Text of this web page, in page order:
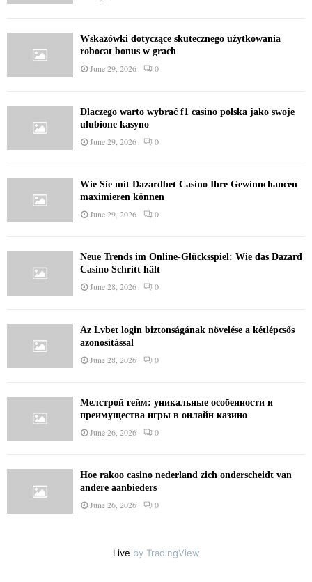
Wskazówki dotyczące skutecznego użytkowania
robocat bonus w grach
June 29, 2026 0
Dlaczego warto wybrać f1 casino polska jako swoje
ulubione kasyno
June 29, 2026 0
Wie Sie mit Dazardbet Casino Ihre Gewinnchancen
maximieren können
June 29, 2026 0
Neue Trends im Online-Glücksspiel: Wie das Dazard
Casino Schritt hält
June 28, 2026 0
Az Lvbet login biztonságának növelése a kétlépcsős
azonosítással
June 28, 2026 0
Мелстрой гейм: уникальные особенности и
преимущества игры в онлайн казино
June 26, 2026 0
Hoe rakoo casino nederland zich onderscheidt van
andere aanbieders
June 26, 2026 0
Live by TradingView